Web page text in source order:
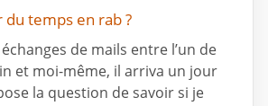
temps en rab ?
de mails entre l’un de
et moi-même, il arriva un jour
la question de savoir si je